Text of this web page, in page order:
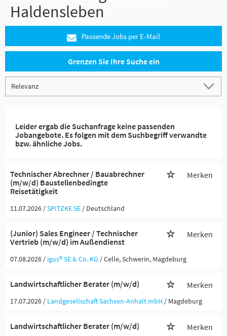
Haldensleben
Passende Jobs per E-Mail
Grenzen Sie Ihre Suche ein
Leider ergab die Suchanfrage keine passenden
Jobangebote. Es folgen mit dem Suchbegriff verwandte
bzw. ähnliche Jobs.
Technischer Abrechner / Bauabrechner
(m/w/d) Baustellenbedingte
Reisetätigkeit
Merken
11.07.2026 /SPITZKE SE / Deutschland
(Junior) Sales Engineer / Technischer
Vertrieb (m/w/d) im Außendienst
Merken
07.08.2026 / igus® SE & Co. KG / Celle, Schwerin, Magdeburg
Landwirtschaftlicher Berater (m/w/d) Merken
17.07.2026 / Landgesellschaft Sachsen-Anhalt mbH / Magdeburg
Landwirtschaftlicher Berater (m/w/d) Merken